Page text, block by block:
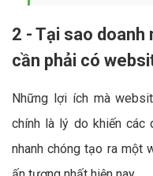
2 - Tại sao doanh
cần phải có
Những lợi ích mà
chính là lý do khiến các
nhanh chóng tạo ra một